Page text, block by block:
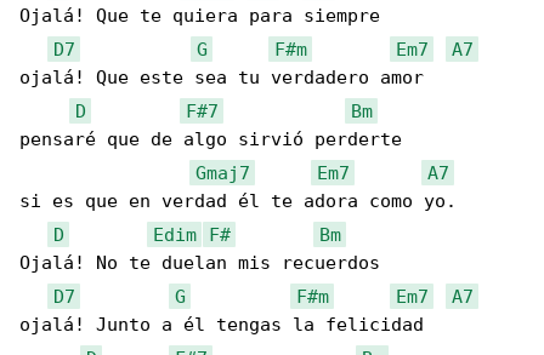
Ojalá! Que te quiera para siempre
D7
G F#m Em7
A7
ojalá! Que este sea tu verdadero amor
D
F#7
Bm
pensaré que de algo sirvió perderte
Gmaj7
Em7
A7
si es que en verdad él te adora como yo.
D
Edim F#
Bm
Ojalá! No te duelan mis recuerdos
D7
G F#m Em7
A7
ojalá! Junto a él tengas la felicidad